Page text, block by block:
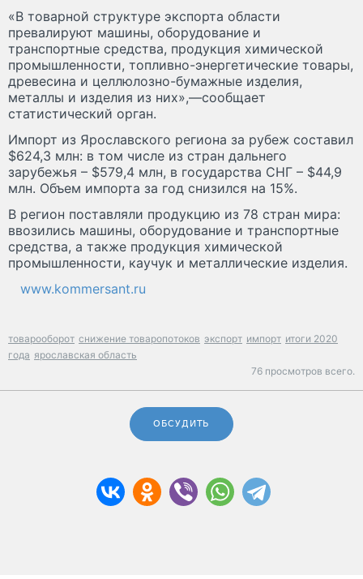
«В товарной структуре экспорта области
превалируют машины, оборудование и
транспортные средства, продукция химической
промышленности, топливно-энергетические товары,
древесина и целлюлозно-бумажные изделия,
металлы и изделия из них»,—сообщает
статистический орган.
Импорт из Ярославского региона за рубеж составил
$624,3 млн: в том числе из стран дальнего
зарубежья – $579,4 млн, в государства СНГ – $44,9
млн. Объем импорта за год снизился на 15%.
В регион поставляли продукцию из 78 стран мира:
ввозились машины, оборудование и транспортные
средства, а также продукция химической
промышленности, каучук и металлические изделия.
www.kommersant.ru
товарооборот снижение товаропотоков экспорт импорт итоги 2020
года ярославская область
76 просмотров всего.
ОБСУДИТЬ